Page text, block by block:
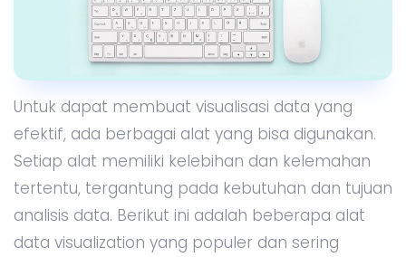
Untuk dapat membuat visualisasi data yang
efektif, ada berbagai alat yang bisa digunakan.
Setiap alat memiliki kelebihan dan kelemahan
tertentu, tergantung pada kebutuhan dan tujuan
analisis data. Berikut ini adalah beberapa alat
data visualization yang populer dan sering